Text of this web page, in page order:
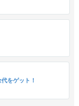
をゲット！